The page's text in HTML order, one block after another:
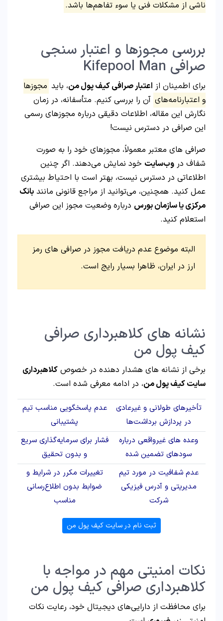
ناشی از مشکلات فنی یا سوء تفاهم‌ها باشد.
بررسی مجوزها و اعتبار سنجی
صرافی Kifepool Man
برای اطمینان از اعتبار صرافی کیف پول من، باید مجوزها
و اعتبارنامه‌های آن را بررسی کنیم. متأسفانه، در زمان
نگارش این مقاله، اطلاعات دقیقی درباره مجوزهای رسمی
این صرافی در دسترس نیست!
صرافی‌ های معتبر معمولاً، مجوزهای خود را به صورت
شفاف در وب‌سایت خود نمایش می‌دهند. اگر چنین
اطلاعاتی در دسترس نیست، بهتر است با احتیاط بیشتری
عمل کنید. همچنین، می‌توانید از مراجع قانونی مانند بانک
مرکزی یا سازمان بورس درباره وضعیت مجوز این صرافی
استعلام کنید.
البته موضوع عدم دریافت مجوز در صرافی های رمز
ارز در ایران، ظاهرا بسیار رایج است.
نشانه‌ های کلاهبرداری صرافی
کیف پول من
برخی از نشانه‌ های هشدار دهنده در خصوص کلاهبرداری
سایت کیف پول من، در ادامه معرفی شده است.
تأخیرهای طولانی و غیرعادی
در پردازش برداشت‌ها
عدم پاسخگویی مناسب تیم
پشتیبانی
وعده‌ های غیرواقعی درباره
سودهای تضمین شده
فشار برای سرمایه‌گذاری سریع
و بدون تحقیق
عدم شفافیت در مورد تیم
مدیریتی و آدرس فیزیکی
شرکت
تغییرات مکرر در شرایط و
ضوابط بدون اطلاع‌رسانی
مناسب
ثبت نام در سایت کیف پول من
نکات امنیتی مهم در مواجه با
کلاهبرداری صرافی کیف پول من
برای محافظت از دارایی‌های دیجیتال خود، رعایت نکات